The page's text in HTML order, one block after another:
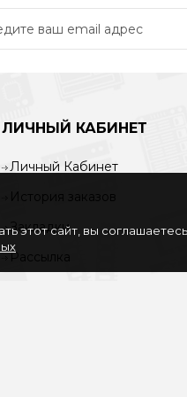
ЛИЧНЫЙ КАБИНЕТ
Личный Кабинет
История заказов
Закладки
Рассылка
этот сайт, вы